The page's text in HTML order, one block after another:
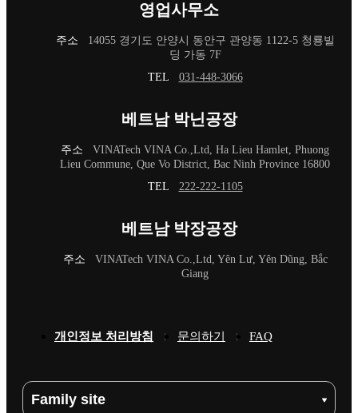
영업사무소
주소
14055 경기도 안양시 동안구 관양동 1122-5 청룡빌
딩 가동 7F
TEL
031-448-3066
베트남 박닌공장
주소
VINATech VINA Co.,Ltd, Ha Lieu Hamlet, Phuong
Lieu Commune, Que Vo District, Bac Ninh Province 16800
TEL
222-222-1105
베트남 박장공장
주소
VINATech VINA Co.,Ltd, Yên Lư, Yên Dũng, Bắc
Giang
개인정보 처리방침 문의하기 FAQ
Family site